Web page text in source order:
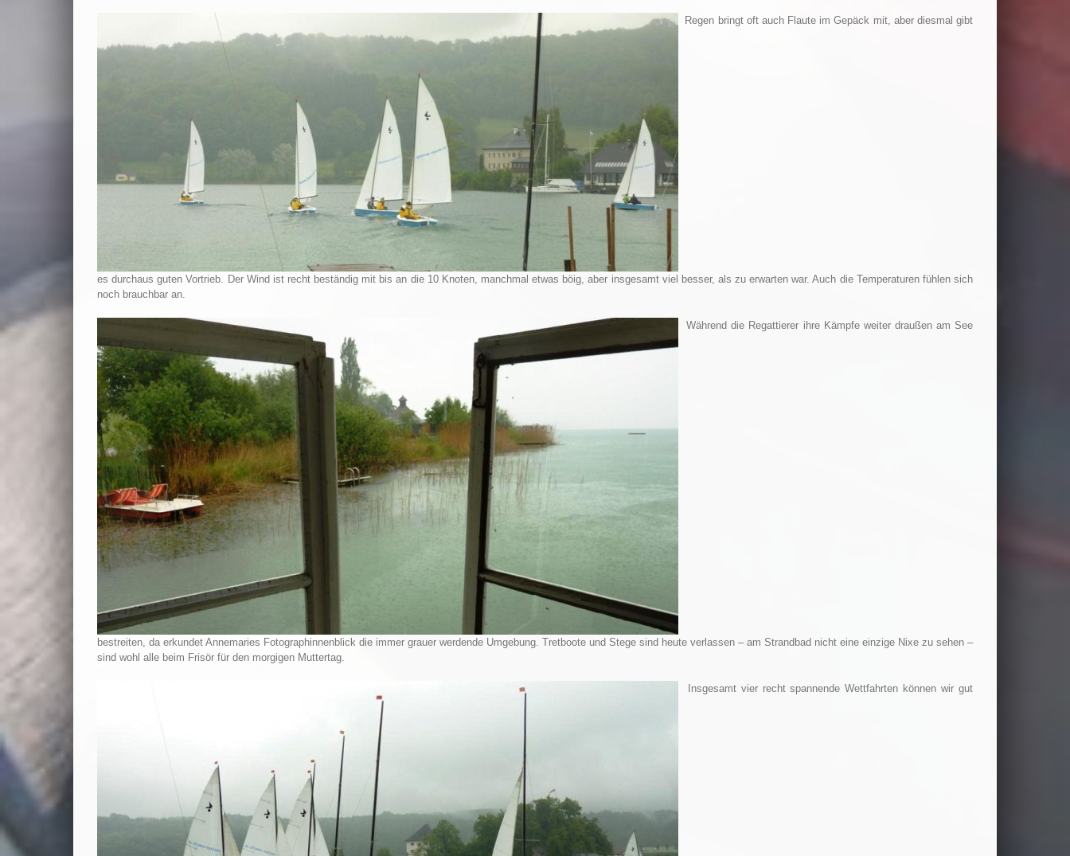
Regen bringt oft auch Flaute im Gepäck mit, aber diesmal gibt
es durchaus guten Vortrieb. Der Wind ist recht beständig mit bis an die 10 Knoten, manchmal etwas böig, aber insgesamt viel besser, als zu erwarten war. Auch die Temperaturen fühlen sich
noch brauchbar an.
Während die Regattierer ihre Kämpfe weiter draußen am See
bestreiten, da erkundet Annemaries Fotographinnenblick die immer grauer werdende Umgebung. Tretboote und Stege sind heute verlassen – am Strandbad nicht eine einzige Nixe zu sehen –
sind wohl alle beim Frisör für den morgigen Muttertag.
Insgesamt vier recht spannende Wettfahrten können wir gut